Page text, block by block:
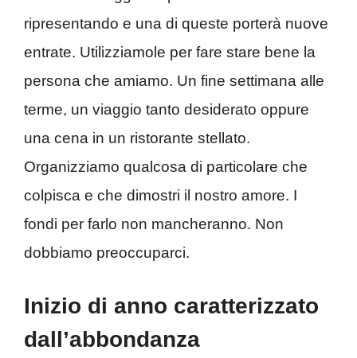
ripresentando e una di queste porterà nuove
entrate. Utilizziamole per fare stare bene la
persona che amiamo. Un fine settimana alle
terme, un viaggio tanto desiderato oppure
una cena in un ristorante stellato.
Organizziamo qualcosa di particolare che
colpisca e che dimostri il nostro amore. I
fondi per farlo non mancheranno. Non
dobbiamo preoccuparci.
Inizio di anno caratterizzato
dall’abbondanza